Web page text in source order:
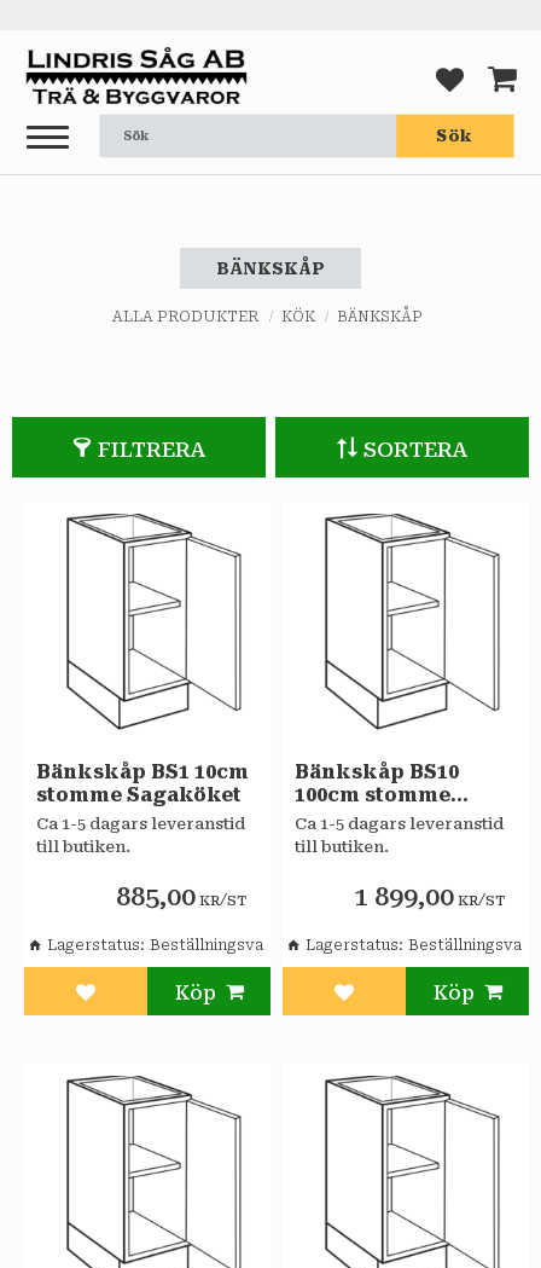
Meny
Sök
BÄNKSKÅP
ALLA PRODUKTER KÖK BÄNKSKÅP
FILTRERA SORTERA
Bänkskåp BS1 10cm
stomme Sagaköket
Ca 1-5 dagars leveranstid
till butiken.
885,00 KR/ST
Lägg till i favoriter
Lagerstatus Beställningsvara
Bänkskåp BS10
100cm stomme
Sagaköket
Ca 1-5 dagars leveranstid
till butiken.
1 899,00 KR/ST
Lägg till i favoriter
Lagerstatus Beställningsvara